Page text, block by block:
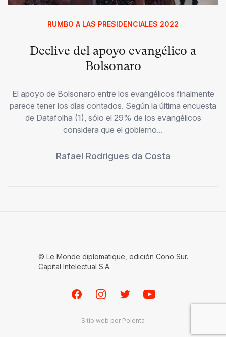
RUMBO A LAS PRESIDENCIALES 2022
Declive del apoyo evangélico a
Bolsonaro
El apoyo de Bolsonaro entre los evangélicos finalmente
parece tener los días contados. Según la última encuesta
de Datafolha (1), sólo el 29% de los evangélicos
considera que el gobierno...
Rafael Rodrigues da Costa
© Le Monde diplomatique, edición Cono Sur.
Capital Intelectual S.A.
FacebookInstagramTwitterYoutube
Sitio web por Polenta